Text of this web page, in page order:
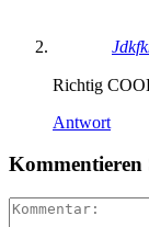
Richtig
Antwort
Kommentieren